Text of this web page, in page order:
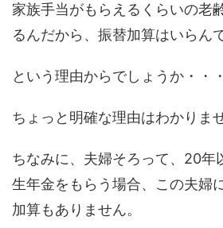
家族手当がもらえるくらいの老
るんだから、振替加算はいらん
という理由からでしょうか・・・
ちょっと明確な理由はわかりませ
ちなみに、夫婦そろって、20年
生年金をもらう場合、この夫婦
加算もありません。